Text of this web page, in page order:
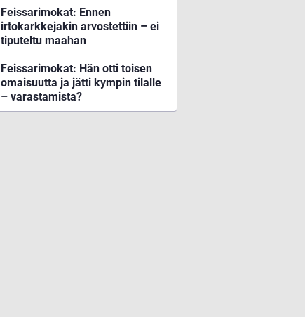
Feissarimokat: Ennen
irtokarkkejakin arvostettiin – ei
tiputeltu maahan
Feissarimokat: Hän otti toisen
omaisuutta ja jätti kympin tilalle
– varastamista?